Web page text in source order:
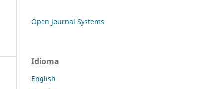
Open Journal Systems
Idioma
English